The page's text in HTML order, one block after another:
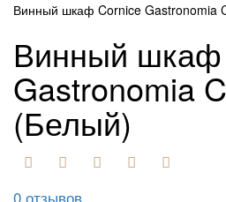
Винный шкаф Cornice Gastronomia
Винный шкаф
Gastronomia
(Белый)
0 отзывов